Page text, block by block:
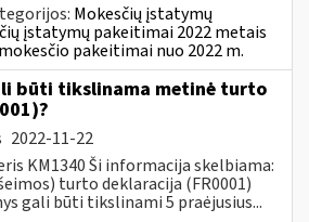
Mokesčių įstatymų
įstatymų pakeitimai 2022 metais
pakeitimai nuo 2022 m.
būti tikslinama metinė turto
2022-11-22
KM1340 Ši informacija skelbiama:
turto deklaracija (FR0001)
gali būti tikslinami 5 praėjusius...